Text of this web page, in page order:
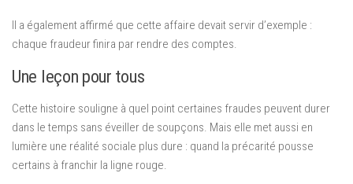
Il a également affirmé que cette affaire devait servir d’exemple :
chaque fraudeur finira par rendre des comptes.
Une leçon pour tous
Cette histoire souligne à quel point certaines fraudes peuvent durer
dans le temps sans éveiller de soupçons. Mais elle met aussi en
lumière une réalité sociale plus dure : quand la précarité pousse
certains à franchir la ligne rouge.